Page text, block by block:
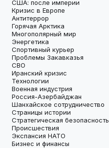
США: после империи
Кризис в Европе
Антитеррор
Горячая Арктика
Многополярный мир
Энергетика
Спортивный курьер
Проблемы Закавказья
СВО
Иранский кризис
Технологии
Военная индустрия
Россия-Азербайджан
Шанхайское сотрудничество
Страницы истории
Стратегическая безопасность
Происшествия
Экспансия НАТО
Бизнес и финансы